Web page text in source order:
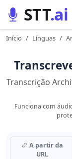
STT.ai
Início Línguas
Transcrição
Funciona com
A partir da
URL